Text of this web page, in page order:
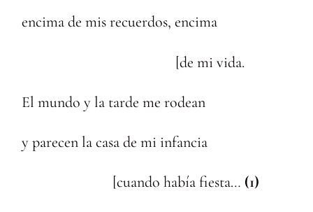
encima de mis recuerdos, encima
[de mi vida.
El mundo y la tarde me rodean
y parecen la casa de mi infancia
[cuando había fiesta… (1)